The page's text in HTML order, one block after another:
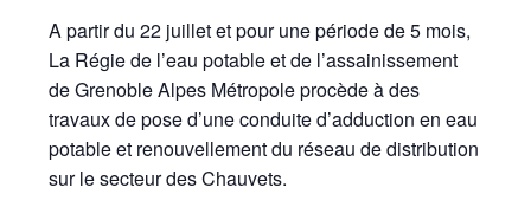
A partir du 22 juillet et pour une période de 5 mois,
La Régie de l’eau potable et de l’assainissement
de Grenoble Alpes Métropole procède à des
travaux de pose d’une conduite d’adduction en eau
potable et renouvellement du réseau de distribution
sur le secteur des Chauvets.